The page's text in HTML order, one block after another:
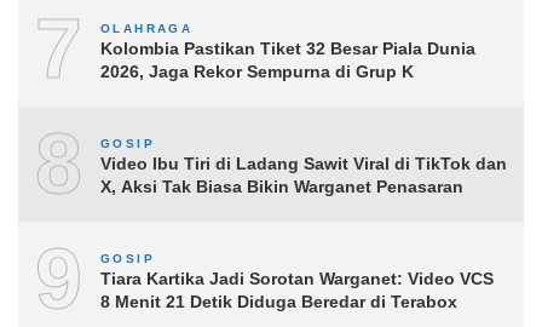
7 OLAHRAGA
Kolombia Pastikan Tiket 32 Besar Piala Dunia
2026, Jaga Rekor Sempurna di Grup K
8 GOSIP
Video Ibu Tiri di Ladang Sawit Viral di TikTok dan
X, Aksi Tak Biasa Bikin Warganet Penasaran
9 GOSIP
Tiara Kartika Jadi Sorotan Warganet: Video VCS
8 Menit 21 Detik Diduga Beredar di Terabox